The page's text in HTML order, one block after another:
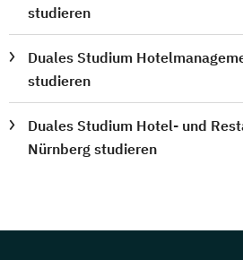
studieren
Duales Studium
studieren
Duales Studium Hotel- und
Nürnberg studieren